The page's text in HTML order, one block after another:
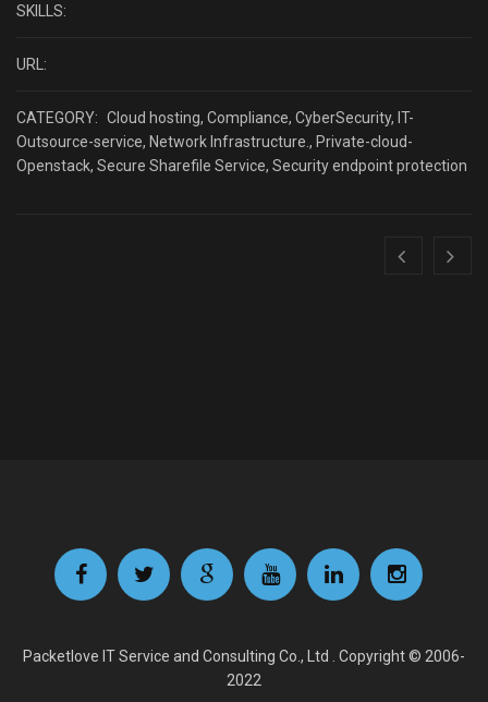
SKILLS:
URL:
CATEGORY: Cloud hosting, Compliance, CyberSecurity, IT-
Outsource-service, Network Infrastructure. , Private-cloud-
Openstack, Secure Sharefile Service, Security endpoint protection
Packetlove IT Service and Consulting Co., Ltd . Copyright © 2006-
2022